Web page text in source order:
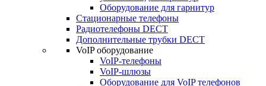
Оборудование для гарнитур
Стационарные телефоны
Радиотелефоны DECT
Дополнительные трубки DECT
VoIP оборудование
VoIP-телефоны
VoIP-шлюзы
Оборудование для VoIP телефонов